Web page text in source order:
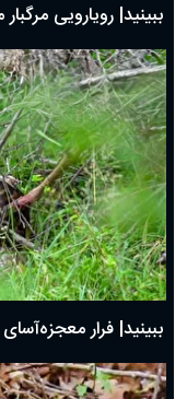
ببینید| رویارویی
ببینید| فرار